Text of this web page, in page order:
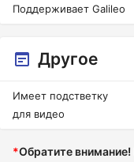
Поддерживает Galileo
Другое
Имеет подстветку
для видео
*Обратите внимание!